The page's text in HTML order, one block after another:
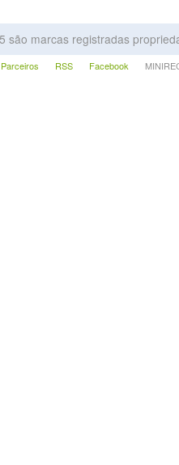
são marcas registradas
Parceiros RSS Facebook